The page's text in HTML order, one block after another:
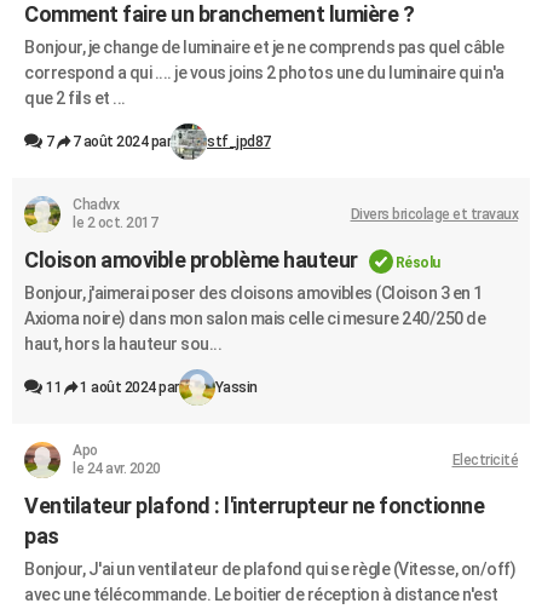
Comment faire un branchement lumière ?
Bonjour, je change de luminaire et je ne comprends pas quel câble
correspond a qui .... je vous joins 2 photos une du luminaire qui n'a
que 2 fils et ...
7 7 août 2024 par stf_jpd87
Chadvx
le 2 oct. 2017
Divers bricolage et travaux
Cloison amovible problème hauteur Résolu
Bonjour, j'aimerai poser des cloisons amovibles (Cloison 3 en 1
Axioma noire) dans mon salon mais celle ci mesure 240/250 de
haut, hors la hauteur sou...
11 1 août 2024 par Yassin
Apo
le 24 avr. 2020
Electricité
Ventilateur plafond : l'interrupteur ne fonctionne
pas
Bonjour, J'ai un ventilateur de plafond qui se règle (Vitesse, on/off)
avec une télécommande. Le boitier de réception à distance n'est